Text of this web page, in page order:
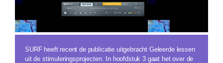
SURF heeft recent de publicatie uitgebracht Geleerde lessen
uit de stimuleringsprojecten. In hoofdstuk 3 gaat het over de